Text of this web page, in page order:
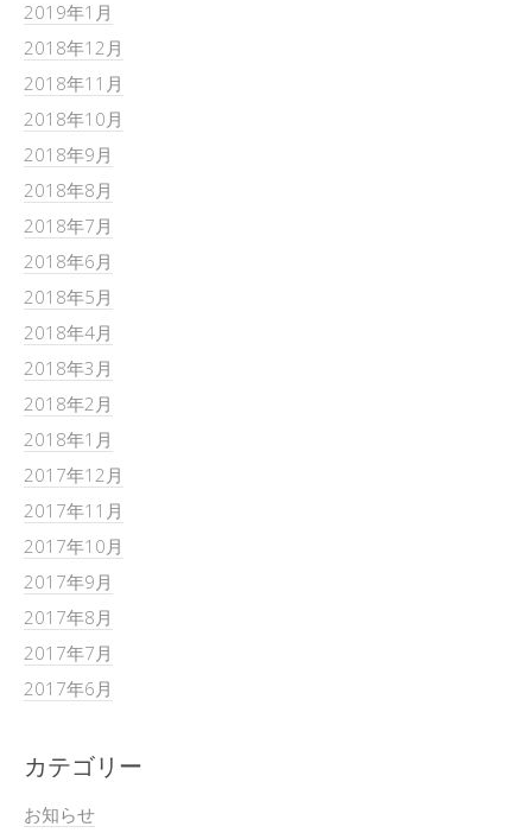
2019年1月
2018年12月
2018年11月
2018年10月
2018年9月
2018年8月
2018年7月
2018年6月
2018年5月
2018年4月
2018年3月
2018年2月
2018年1月
2017年12月
2017年11月
2017年10月
2017年9月
2017年8月
2017年7月
2017年6月
カテゴリー
お知らせ